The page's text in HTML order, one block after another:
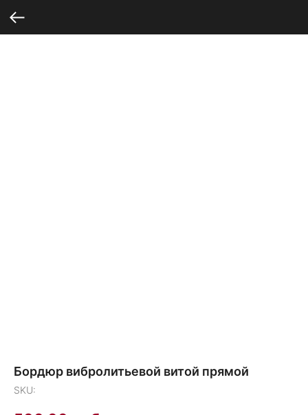
Бордюр вибролитьевой витой прямой
SKU: